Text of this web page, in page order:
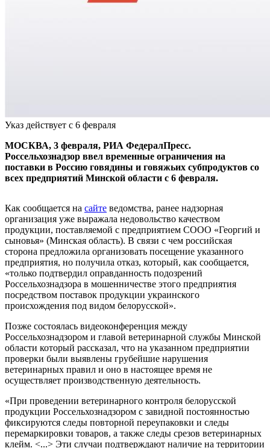
Указ действует с 6 февраля
МОСКВА, 3 февраля, РИА ФедералПресс.
Россельхознадзор ввел временные ограничения на
поставки в Россию говядины и говяжьих субпродуктов со
всех предприятий Минской области с 6 февраля.
Как сообщается на сайте ведомства, ранее надзорная
организация уже выражала недовольство качеством
продукции, поставляемой с предприятием СООО «Георгий и
сыновья» (Минская область). В связи с чем российская
сторона предложила организовать посещение указанного
предприятия, но получила отказ, который, как сообщается,
«только подтвердил оправданность подозрений
Россельхознадзора в мошенничестве этого предприятия
посредством поставок продукции украинского
происхождения под видом белорусской».
Позже состоялась видеоконференция между
Россельхознадзором и главой ветеринарной службы Минской
области который рассказал, что на указанном предприятии
проверки были выявлены грубейшие нарушения
ветеринарных правил и оно в настоящее время не
осуществляет производственную деятельность.
«При проведении ветеринарного контроля белорусской
продукции Россельхознадзором с завидной постоянностью
фиксируются следы повторной переупаковки и следы
перемаркировки товаров, а также следы срезов ветеринарных
клейм. <...> Эти случаи подтверждают наличие на территории